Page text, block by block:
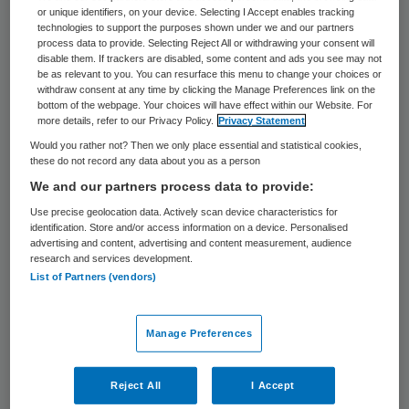
De steun voor Barack Obama’s zorgwet
groeit sinds het Amerikaanse
Hooggerechtshof de wet donderdag heeft
goedgekeurd, aldus een opiniepeiling die
zondag is bekendgemaakt. Van alle kiezers
is 48 procent nu voor de wet. Dat was 43
procent voor het arrest van het hof.
De wet verplicht Amerikanen om een
zorgverzekering te nemen. Dat is erg
controversieel onder vrijheidslievende
Amerikanen. De steun groeide vooral onder
onafhankelijke kiezers, maar ook enigszins
onder Republikeinen. “Dit is voordelig voor
Obama. Dit is zijn wet, daar is geen enkele
or unique identifiers, on your device. Selecting I Accept enables tracking
technologies to support the purposes shown under we and our partners
process data to provide. Selecting Reject All or withdrawing your consent will
disable them. If trackers are disabled, some content and ads you see may not
be as relevant to you. You can resurface this menu to change your choices or
withdraw consent at any time by clicking the Manage Preferences link on the
bottom of the webpage. Your choices will have effect within our Website. For
more details, refer to our Privacy Policy.
Privacy Statement
Would you rather not? Then we only place essential and statistical cookies,
these do not record any data about you as a person
We and our partners process data to provide:
Use precise geolocation data. Actively scan device characteristics for
identification. Store and/or access information on a device. Personalised
advertising and content, advertising and content measurement, audience
research and services development.
List of Partners (vendors)
Manage Preferences
Reject All I Accept